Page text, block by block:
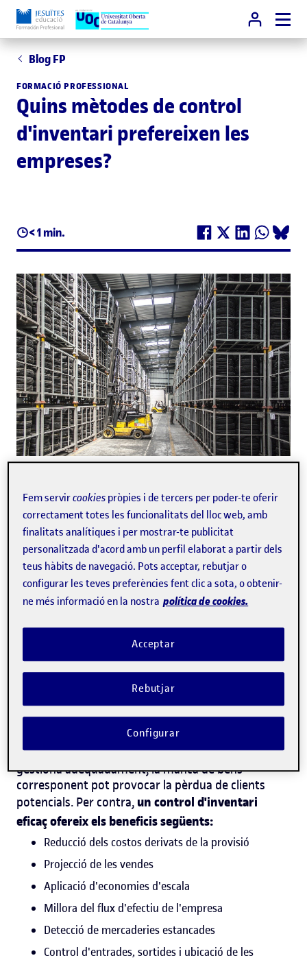
Blog FP
FORMACIÓ PROFESSIONAL
Quins mètodes de control
d'inventari prefereixen les
empreses?
< 1 min.
dels béns i els productes que emmagatzema una
empresa i és fonamental per saber quan s
reposar les existències. A continuació t'expliquem
els avantatges de
mantenir actualitzat el control
'inventari, i també els mètodes de gestió
'estocsmés utilitzats per les empreses.
Quins són els avantatges d'un
control d'inventari eficient?
inventari és fonamental per
desenvolupar qualsevol activitat comercial, ja que
organització del magatzem permet tenir
els productes necessaris per satisfer les
demandesdels consumidors. Sil'estocno es
gestiona adequadament, la manca de béns
corresponent pot provocar la pèrdua de clients
potencials. Per contra, un control d'inventari
eficaç ofereix els beneficis següents:
Reducció dels costos derivats de la provisió
Projecció de les vendes
Aplicació d'economies d'escala
Millora del flux d'efectiu de l'empresa
Detecció de mercaderies estancades
Control d'entrades, sortides i ubicació de les
Fem servircookies pròpies i de tercers per poder-te oferir
correctament totes les funcionalitats del lloc web, amb
finalitats analítiques i per mostrar-te publicitat
personalitzada d'acord amb un perfil elaborat a partir dels
teus hàbits de navegació. Pots acceptar, rebutjar o
configurar les teves preferències fent clic a sota, o obtenir-
ne més informació en la nostra política de cookies.
Rebutjar
Acceptar
Configurar